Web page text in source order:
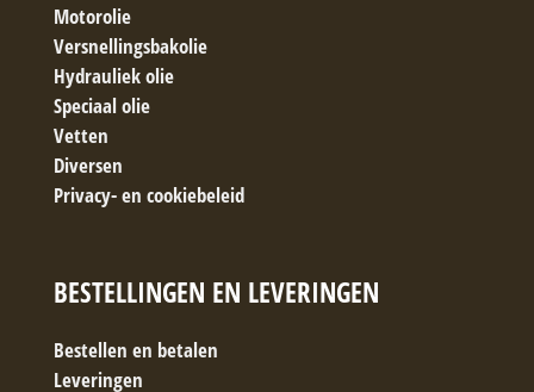
Motorolie
Versnellingsbakolie
Hydrauliek olie
Speciaal olie
Vetten
Diversen
Privacy- en cookiebeleid
BESTELLINGEN EN LEVERINGEN
Bestellen en betalen
Leveringen